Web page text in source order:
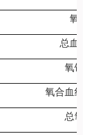
氧
总血
氧饱
氧合血红
总氧